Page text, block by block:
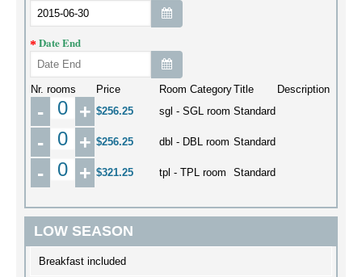
Date End
Nr. rooms Price Room CategoryTitle Description
- + $256.25 sgl - SGL room Standard
- + $256.25 dbl - DBL room Standard
- + $321.25 tpl - TPL room Standard
LOW SEASON
Breakfast included